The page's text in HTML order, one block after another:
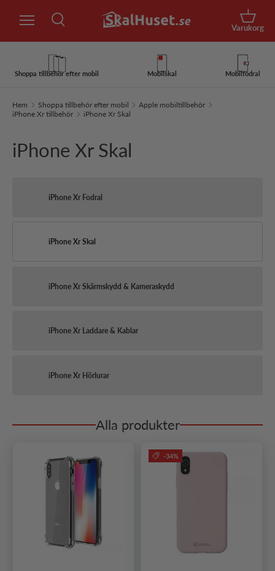
Hoppa till innehåll
Sök
Korg
Varukorg
Shoppa tillbehör efter mobil Mobilskal Mobilfodral
Hem Shoppa tillbehör efter mobil
Apple mobiltillbehör
iPhone Xr tillbehör
iPhone Xr Skal
iPhone Xr Skal
iPhone Xr Fodral
iPhone Xr Skal
iPhone Xr Skärmskydd & Kameraskydd
iPhone Xr Laddare & Kablar
iPhone Xr Hörlurar
Alla produkter
-34%